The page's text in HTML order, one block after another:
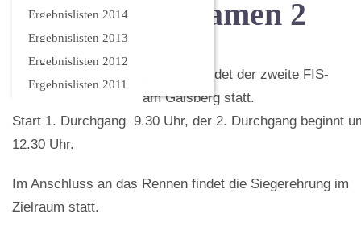
Ergebnislisten 2014
Ergebnislisten 2013
Ergebnislisten 2012
Ergebnislisten 2011
FIS Rennen Damen 2
Am Sonntag, 26. Februar 2023 findet der zweite FIS-
Riesentorlauf Damen am Gaisberg statt.
Start 1. Durchgang 9.30 Uhr, der 2. Durchgang beginnt
12.30 Uhr.
Im Anschluss an das Rennen findet die Siegerehrung im
Zielraum statt.